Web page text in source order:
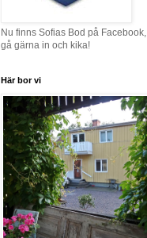
Nu finns Sofias Bod på Facebook,
gå gärna in och kika!
Här bor vi